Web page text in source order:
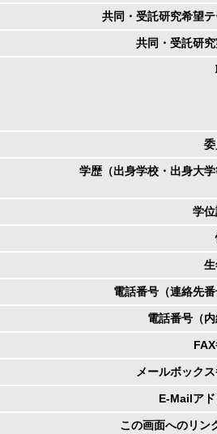
共同・受託研究希望
共同・受託研
学歴（出身学校・出身大学
学
生
電話番号（連絡先番
電話番号（内
メールボック
E-Mailアド
この画面へのリン